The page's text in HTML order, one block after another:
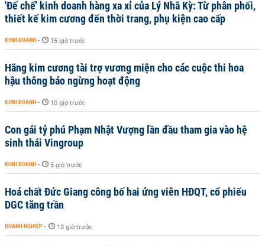
'Đế chế’ kinh doanh hàng xa xỉ của Lý Nhã Kỳ: Từ phân phối,
thiết kế kim cương đến thời trang, phụ kiện cao cấp
KINH DOANH - 15 giờ trước
Hãng kim cương tài trợ vương miện cho các cuộc thi hoa
hậu thông báo ngừng hoạt động
KINH DOANH - 10 giờ trước
Con gái tỷ phú Phạm Nhật Vượng lần đầu tham gia vào hệ
sinh thái Vingroup
KINH DOANH - 5 giờ trước
Hoá chất Đức Giang công bố hai ứng viên HĐQT, cổ phiếu
DGC tăng trần
DOANH NGHIỆP - 10 giờ trước